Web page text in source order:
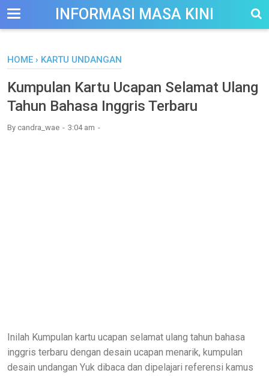
--> INFORMASI MASA KINI
HOME › KARTU UNDANGAN
Kumpulan Kartu Ucapan Selamat Ulang
Tahun Bahasa Inggris Terbaru
By candra_wae 3:04 am
Inilah Kumpulan kartu ucapan selamat ulang tahun bahasa
inggris terbaru dengan desain ucapan menarik, kumpulan
desain undangan Yuk dibaca dan dipelajari referensi kamus